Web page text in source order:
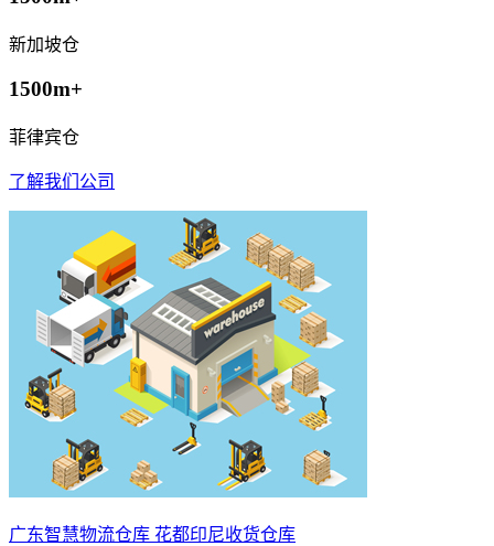
新加坡仓
1500m+
菲律宾仓
了解我们公司
广东智慧物流仓库 花都印尼收货仓库